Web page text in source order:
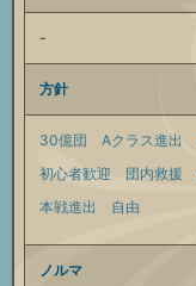
-
方針
30億団 Aクラス進出
初心者歓迎
団内救援
本戦進出
自由
ノルマ